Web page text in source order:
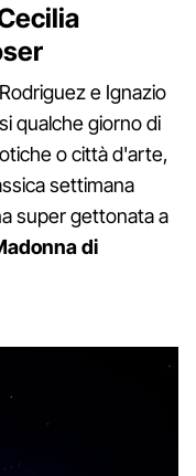
e Ignazio
qualche giorno di
o città d'arte,
settimana
super gettonata a
di